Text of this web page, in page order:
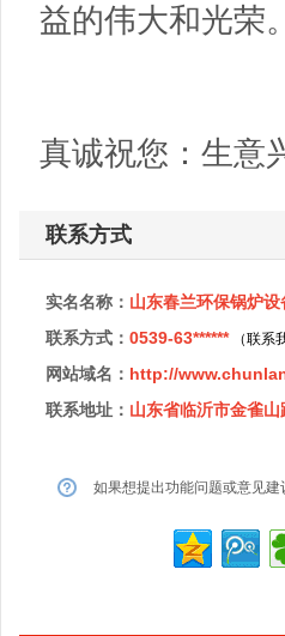
益的伟大和光荣。
真诚祝您：生
联系方式
实名名称： 山东春兰环保锅炉设
联系方式： 0539-63******（联系
网站域名： http://
联系地址： 山东省临沂市金雀
如果想提出功能问题或意见建